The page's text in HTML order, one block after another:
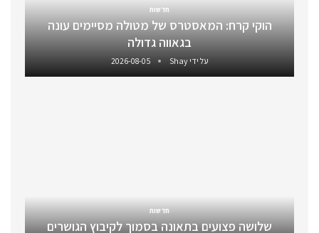
חדשות
הוקי קרח: המאסטרס של מטולה מסיימים עונה
בגאווה גדולה
על ידיShay
2026-08-05
חדשות
שלושה פצועים בתאונה בסמוך לקיבוץ הגושרים